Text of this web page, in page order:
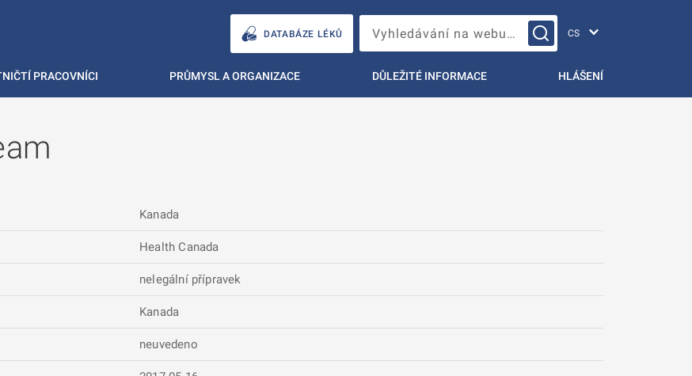
DATABÁZE LÉKŮ Vyhledávání na webu…
PRACOVNÍCI PRŮMYSL A ORGANIZACE DŮLEŽITÉ INFORMACE HLÁŠENÍ
Kanada
Health Canada
nelegální přípravek
Kanada
neuvedeno